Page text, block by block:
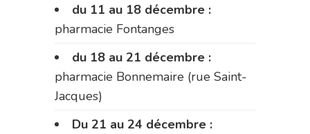
du 11 au 18 décembre :
pharmacie Fontanges
du 18 au 21 décembre :
pharmacie Bonnemaire (rue Saint-
Jacques)
Du 21 au 24 décembre :